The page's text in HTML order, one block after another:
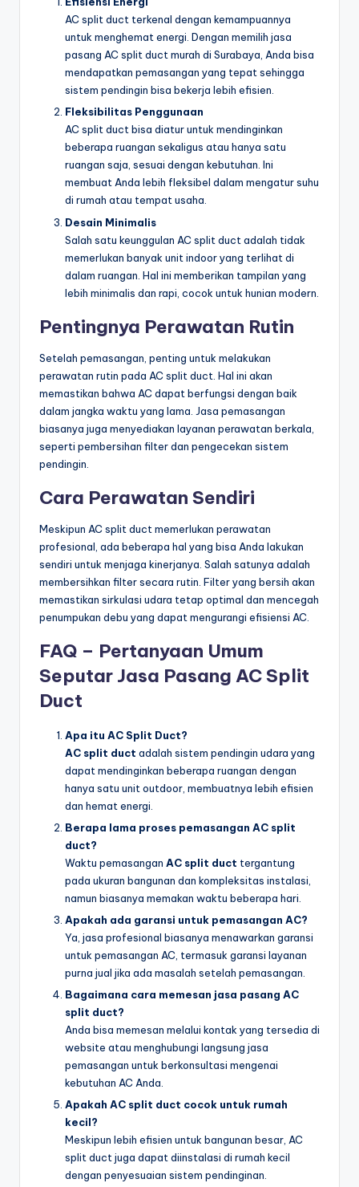
AC split duct terkenal dengan kemampuannya
untuk menghemat energi. Dengan memilih jasa
pasang AC split duct murah di Surabaya, Anda bisa
mendapatkan pemasangan yang tepat sehingga
sistem pendingin bisa bekerja lebih efisien.
Fleksibilitas Penggunaan
AC split duct bisa diatur untuk mendinginkan
beberapa ruangan sekaligus atau hanya satu
ruangan saja, sesuai dengan kebutuhan. Ini
membuat Anda lebih fleksibel dalam mengatur suhu
di rumah atau tempat usaha.
Desain Minimalis
Salah satu keunggulan AC split duct adalah tidak
memerlukan banyak unit indoor yang terlihat di
dalam ruangan. Hal ini memberikan tampilan yang
lebih minimalis dan rapi, cocok untuk hunian modern.
Pentingnya Perawatan Rutin
Setelah pemasangan, penting untuk melakukan
perawatan rutin pada AC split duct. Hal ini akan
memastikan bahwa AC dapat berfungsi dengan baik
dalam jangka waktu yang lama. Jasa pemasangan
biasanya juga menyediakan layanan perawatan berkala,
seperti pembersihan filter dan pengecekan sistem
pendingin.
Cara Perawatan Sendiri
Meskipun AC split duct memerlukan perawatan
profesional, ada beberapa hal yang bisa Anda lakukan
sendiri untuk menjaga kinerjanya. Salah satunya adalah
membersihkan filter secara rutin. Filter yang bersih akan
memastikan sirkulasi udara tetap optimal dan mencegah
penumpukan debu yang dapat mengurangi efisiensi AC.
FAQ – Pertanyaan Umum
Seputar Jasa Pasang AC Split
Duct
Apa itu AC Split Duct?
AC split duct adalah sistem pendingin udara yang
dapat mendinginkan beberapa ruangan dengan
hanya satu unit outdoor, membuatnya lebih efisien
dan hemat energi.
Berapa lama proses pemasangan AC split
duct?
Waktu pemasangan AC split duct tergantung
pada ukuran bangunan dan kompleksitas instalasi,
namun biasanya memakan waktu beberapa hari.
Apakah ada garansi untuk pemasangan AC?
Ya, jasa profesional biasanya menawarkan garansi
untuk pemasangan AC, termasuk garansi layanan
purna jual jika ada masalah setelah pemasangan.
Bagaimana cara memesan jasa pasang AC
split duct?
Anda bisa memesan melalui kontak yang tersedia di
website atau menghubungi langsung jasa
pemasangan untuk berkonsultasi mengenai
kebutuhan AC Anda.
Apakah AC split duct cocok untuk rumah
kecil?
Meskipun lebih efisien untuk bangunan besar, AC
split duct juga dapat diinstalasi di rumah kecil
dengan penyesuaian sistem pendinginan.